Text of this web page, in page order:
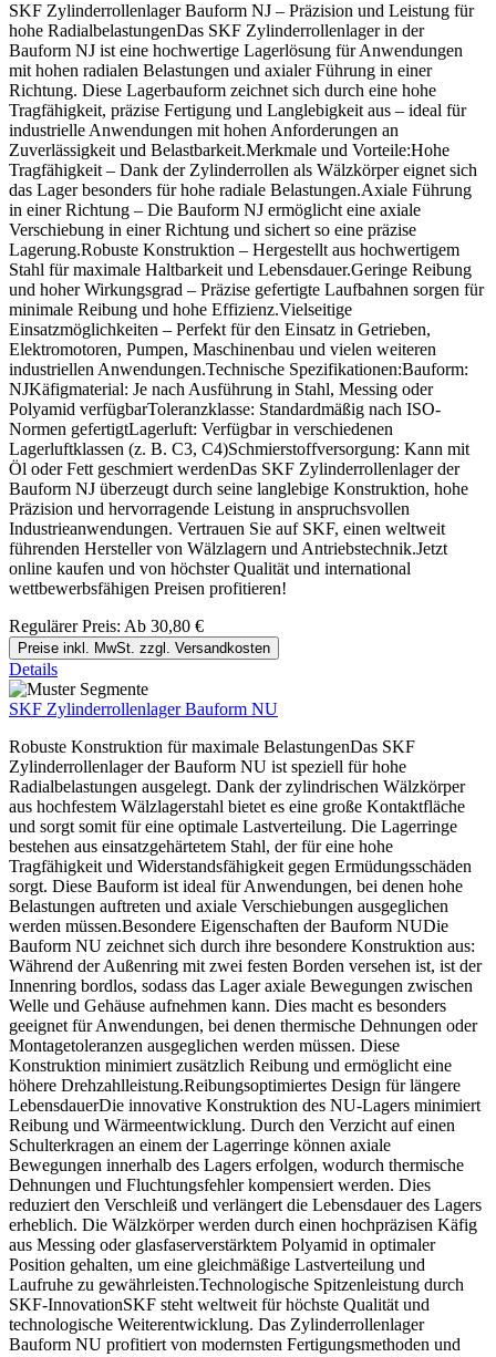
SKF Zylinderrollenlager Bauform NJ – Präzision und Leistung für
hohe RadialbelastungenDas SKF Zylinderrollenlager in der
Bauform NJ ist eine hochwertige Lagerlösung für Anwendungen
mit hohen radialen Belastungen und axialer Führung in einer
Richtung. Diese Lagerbauform zeichnet sich durch eine hohe
Tragfähigkeit, präzise Fertigung und Langlebigkeit aus – ideal für
industrielle Anwendungen mit hohen Anforderungen an
Zuverlässigkeit und Belastbarkeit.Merkmale und Vorteile:Hohe
Tragfähigkeit – Dank der Zylinderrollen als Wälzkörper eignet sich
das Lager besonders für hohe radiale Belastungen.Axiale Führung
in einer Richtung – Die Bauform NJ ermöglicht eine axiale
Verschiebung in einer Richtung und sichert so eine präzise
Lagerung.Robuste Konstruktion – Hergestellt aus hochwertigem
Stahl für maximale Haltbarkeit und Lebensdauer.Geringe Reibung
und hoher Wirkungsgrad – Präzise gefertigte Laufbahnen sorgen für
minimale Reibung und hohe Effizienz.Vielseitige
Einsatzmöglichkeiten – Perfekt für den Einsatz in Getrieben,
Elektromotoren, Pumpen, Maschinenbau und vielen weiteren
industriellen Anwendungen.Technische Spezifikationen:Bauform:
NJKäfigmaterial: Je nach Ausführung in Stahl, Messing oder
Polyamid verfügbarToleranzklasse: Standardmäßig nach ISO-
Normen gefertigtLagerluft: Verfügbar in verschiedenen
Lagerluftklassen (z. B. C3, C4)Schmierstoffversorgung: Kann mit
Öl oder Fett geschmiert werdenDas SKF Zylinderrollenlager der
Bauform NJ überzeugt durch seine langlebige Konstruktion, hohe
Präzision und hervorragende Leistung in anspruchsvollen
Industrieanwendungen. Vertrauen Sie auf SKF, einen weltweit
führenden Hersteller von Wälzlagern und Antriebstechnik.Jetzt
online kaufen und von höchster Qualität und international
wettbewerbsfähigen Preisen profitieren!
Regulärer Preis: Ab 30,80 €
Preise inkl. MwSt. zzgl. Versandkosten
Details
SKF Zylinderrollenlager Bauform NU
Robuste Konstruktion für maximale BelastungenDas SKF
Zylinderrollenlager der Bauform NU ist speziell für hohe
Radialbelastungen ausgelegt. Dank der zylindrischen Wälzkörper
aus hochfestem Wälzlagerstahl bietet es eine große Kontaktfläche
und sorgt somit für eine optimale Lastverteilung. Die Lagerringe
bestehen aus einsatzgehärtetem Stahl, der für eine hohe
Tragfähigkeit und Widerstandsfähigkeit gegen Ermüdungsschäden
sorgt. Diese Bauform ist ideal für Anwendungen, bei denen hohe
Belastungen auftreten und axiale Verschiebungen ausgeglichen
werden müssen.Besondere Eigenschaften der Bauform NUDie
Bauform NU zeichnet sich durch ihre besondere Konstruktion aus:
Während der Außenring mit zwei festen Borden versehen ist, ist der
Innenring bordlos, sodass das Lager axiale Bewegungen zwischen
Welle und Gehäuse aufnehmen kann. Dies macht es besonders
geeignet für Anwendungen, bei denen thermische Dehnungen oder
Montagetoleranzen ausgeglichen werden müssen. Diese
Konstruktion minimiert zusätzlich Reibung und ermöglicht eine
höhere Drehzahlleistung.Reibungsoptimiertes Design für längere
LebensdauerDie innovative Konstruktion des NU-Lagers minimiert
Reibung und Wärmeentwicklung. Durch den Verzicht auf einen
Schulterkragen an einem der Lagerringe können axiale
Bewegungen innerhalb des Lagers erfolgen, wodurch thermische
Dehnungen und Fluchtungsfehler kompensiert werden. Dies
reduziert den Verschleiß und verlängert die Lebensdauer des Lagers
erheblich. Die Wälzkörper werden durch einen hochpräzisen Käfig
aus Messing oder glasfaserverstärktem Polyamid in optimaler
Position gehalten, um eine gleichmäßige Lastverteilung und
Laufruhe zu gewährleisten.Technologische Spitzenleistung durch
SKF-InnovationSKF steht weltweit für höchste Qualität und
technologische Weiterentwicklung. Das Zylinderrollenlager
Bauform NU profitiert von modernsten Fertigungsmethoden und